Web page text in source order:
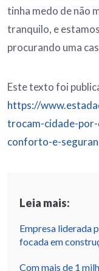
tinha medo de não
tranquilo, e
procurando uma
Este texto foi
https://
trocam-cidade-
conforto-e-
Leia mais:
Empresa liderada
focada em
Com mais de 1